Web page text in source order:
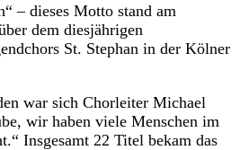
– dieses Motto stand am
dem diesjährigen
St. Stephan in der Kölner
war sich Chorleiter Michael
wir haben viele Menschen im
Insgesamt 22 Titel bekam das